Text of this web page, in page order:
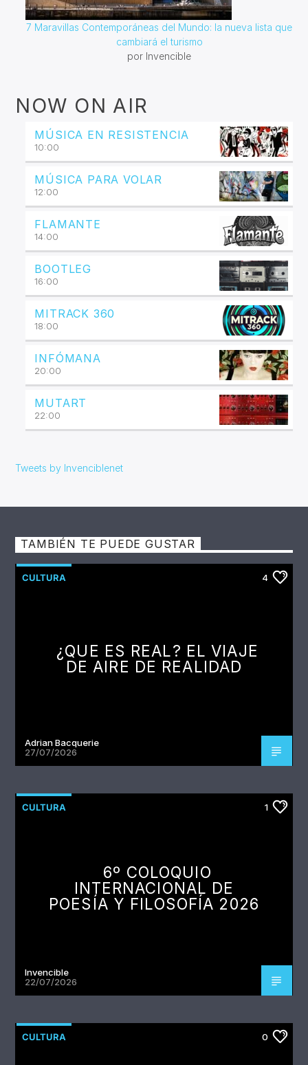
7 Maravillas Contemporáneas del Mundo: la nueva lista que
cambiará el turismo
por Invencible
NOW ON AIR
MÚSICA EN RESISTENCIA
10:00
MÚSICA PARA VOLAR
12:00
FLAMANTE
14:00
BOOTLEG
16:00
MITRACK 360
18:00
INFÓMANA
20:00
MUTART
22:00
Tweets by Invenciblenet
TAMBIÉN TE PUEDE GUSTAR
CULTURA 4
¿QUE ES REAL? EL VIAJE
DE AIRE DE REALIDAD
Adrian Bacquerie
27/07/2026
CULTURA 1
6º COLOQUIO
INTERNACIONAL DE
POESÍA Y FILOSOFÍA 2026
Invencible
22/07/2026
CULTURA 0